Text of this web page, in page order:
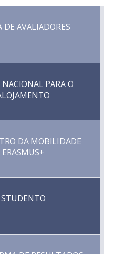
DE AVALIADORES
PARA O
DA MOBILIDADE
ERASMUS+
STUDENTO